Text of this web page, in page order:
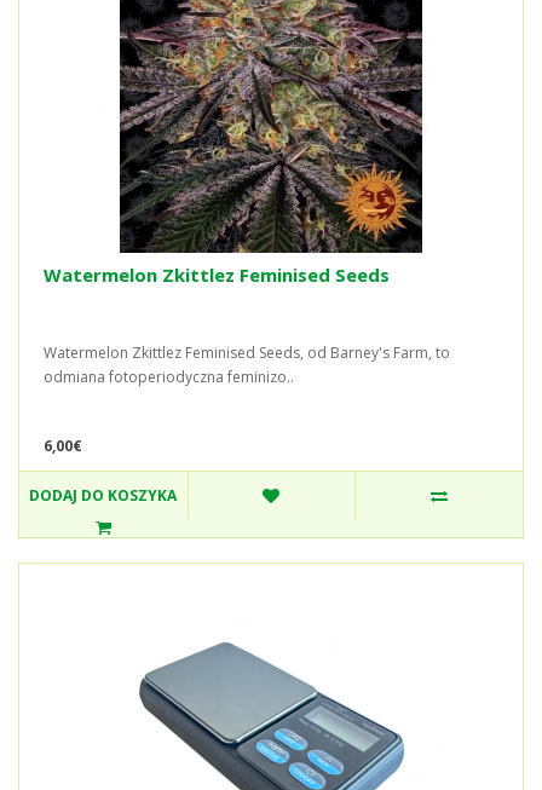
Watermelon Zkittlez Feminised Seeds
Watermelon Zkittlez Feminised Seeds, od Barney's Farm, to
odmiana fotoperiodyczna feminizo..
6,00€
DODAJ DO KOSZYKA